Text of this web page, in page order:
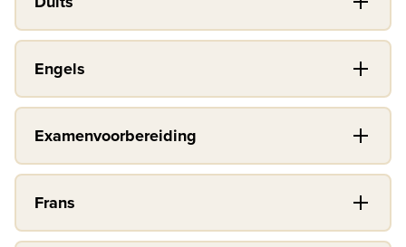
Engels
Examenvoorbereiding
Frans